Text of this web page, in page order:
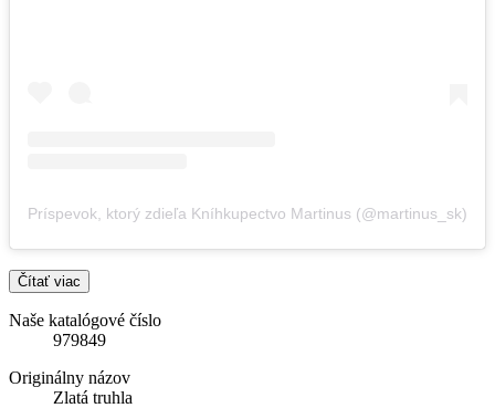
Príspevok, ktorý zdieľa Kníhkupectvo Martinus (@martinus_sk)
Čítať viac
Naše katalógové číslo
979849
Originálny názov
Zlatá truhla